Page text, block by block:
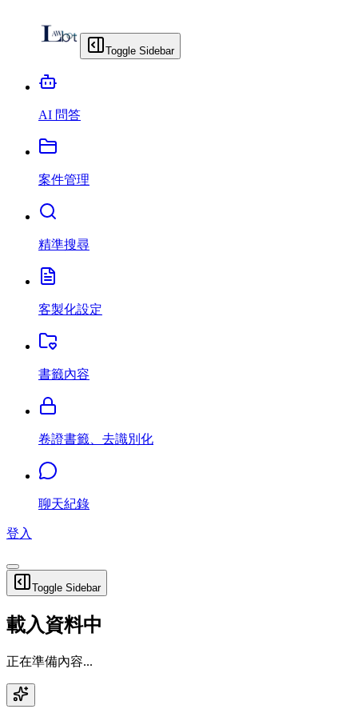
Toggle Sidebar
AI 問答
案件管理
精準搜尋
客製化設定
書籤內容
卷證書籤、去識別化
聊天紀錄
登入
Toggle Sidebar
載入資料中
正在準備內容...